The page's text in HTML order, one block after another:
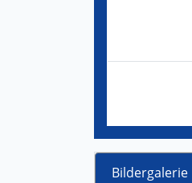
Bildergalerie